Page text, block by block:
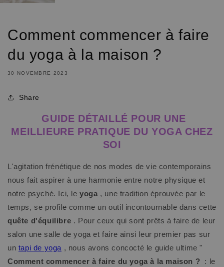
Comment commencer à faire
du yoga à la maison ?
30 NOVEMBRE 2023
Share
GUIDE DÉTAILLÉ POUR UNE
MEILLIEURE PRATIQUE DU YOGA CHEZ
SOI
L'agitation frénétique de nos modes de vie contemporains
nous fait aspirer à une harmonie entre notre physique et
notre psyché. Ici, leyoga , une tradition éprouvée par le
temps, se profile comme un outil incontournable dans cette
quête d'équilibre . Pour ceux qui sont prêts à faire de leur
salon une salle de yoga et faire ainsi leur premier pas sur
un tapi de yoga , nous avons concocté le guide ultime"
Comment commencer à faire du yoga à la maison ? : le